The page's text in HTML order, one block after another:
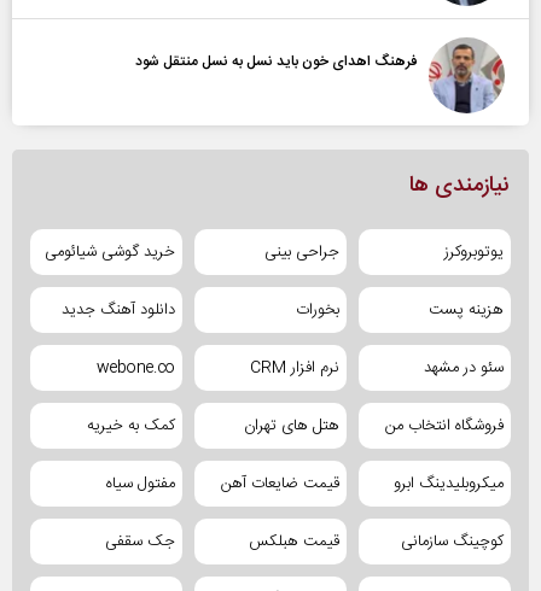
فرهنگ اهدای خون باید نسل به نسل منتقل شود
نیازمندی ها
یوتوبروکرز جراحی بینی خرید گوشی شیائومی
هزینه پست بخورات دانلود آهنگ جدید
سئو در مشهد نرم افزار CRM webone.co
فروشگاه انتخاب من هتل های تهران کمک به خیریه
میکروبلیدینگ ابرو قیمت ضایعات آهن مفتول سیاه
کوچینگ سازمانی قیمت هبلکس جک سقفی